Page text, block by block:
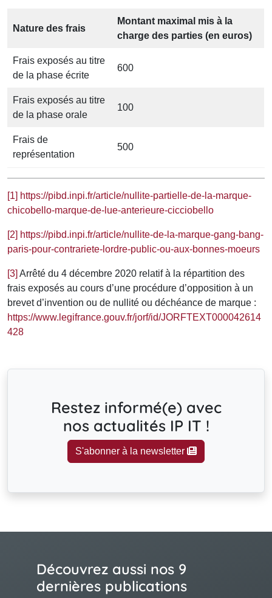
Nature des frais
Montant maximal mis à la
charge des parties (en euros)
Frais exposés au titre
de la phase écrite
600
Frais exposés au titre
de la phase orale
100
Frais de
représentation
500
[1] https://pibd.inpi.fr/article/nullite-partielle-de-la-marque-
chicobello-marque-de-lue-anterieure-cicciobello
[2] https://pibd.inpi.fr/article/nullite-de-la-marque-gang-bang-
paris-pour-contrariete-lordre-public-ou-aux-bonnes-moeurs
[3] Arrêté du 4 décembre 2020 relatif à la répartition des
frais exposés au cours d’une procédure d’opposition à un
brevet d’invention ou de nullité ou déchéance de marque :
https://www.legifrance.gouv.fr/jorf/id/JORFTEXT000042614
428
Restez informé(e) avec
nos actualités IP IT !
S'abonner à la newsletter
Découvrez aussi nos 9
dernières publications